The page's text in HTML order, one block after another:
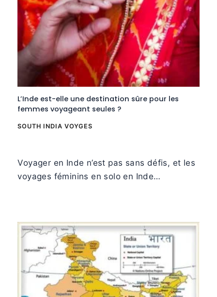
L’Inde est-elle une destination sûre pour les
femmes voyageant seules ?
SOUTH INDIA VOYGES
Voyager en Inde n’est pas sans défis, et les
voyages féminins en solo en Inde…